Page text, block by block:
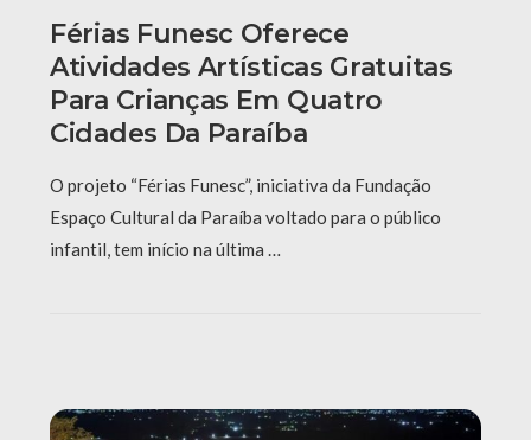
Férias Funesc Oferece
Atividades Artísticas Gratuitas
Para Crianças Em Quatro
Cidades Da Paraíba
O projeto “Férias Funesc”, iniciativa da Fundação
Espaço Cultural da Paraíba voltado para o público
infantil, tem início na última …